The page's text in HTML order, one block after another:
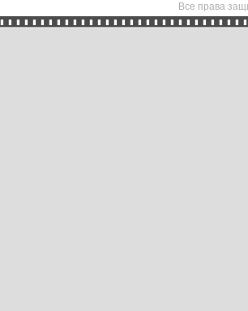
Все права